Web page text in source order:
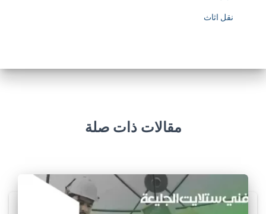
نقل اثاث
مقالات ذات صلة